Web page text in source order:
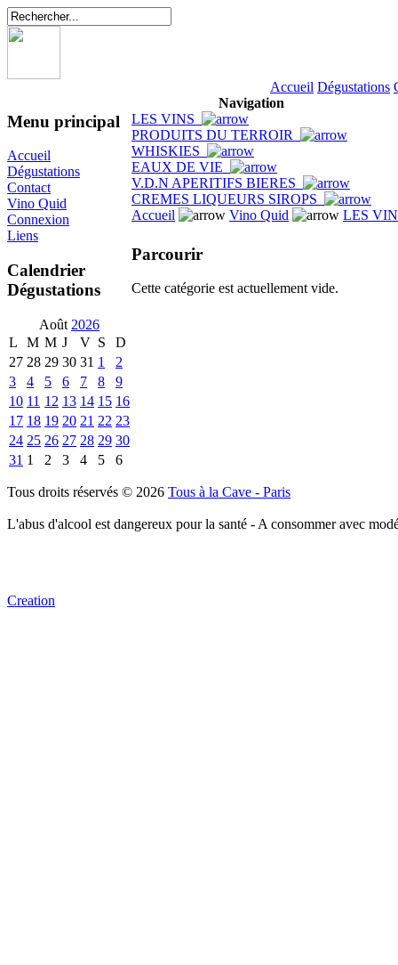
Accueil Dégustations
Menu principal
Accueil
Dégustations
Contact
Vino Quid
Connexion
Liens
Calendrier
Dégustations
Août 2026
L
M M J V S
D
27 28 29 30 31 1
2
3
4 5 6 7 8
9
10 11 12 13 14 15 16
17 18 19 20 21 22 23
24 25 26 27 28 29 30
31 1 2 3 4 5 6
Navigation
LES VINS
PRODUITS DU TERROIR
WHISKIES
EAUX DE VIE
V.D.N APERITIFS BIERES
CREMES LIQUEURS SIROPS
Accueil
Vino Quid LES
Parcourir
Cette catégorie est actuellement vide.
Tous droits réservés © 2026 Tous à la Cave - Paris
L'abus d'alcool est dangereux pour la santé - A consommer avec
Creation